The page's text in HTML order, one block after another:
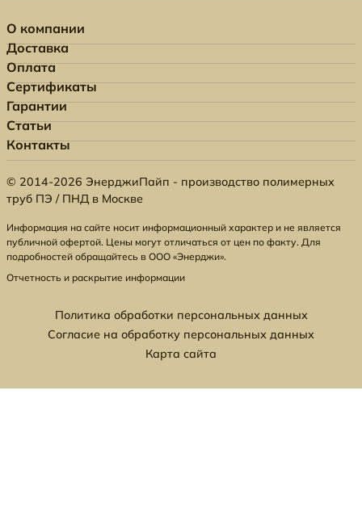
О компании
Доставка
Оплата
Сертификаты
Гарантии
Статьи
Контакты
© 2014-2026 ЭнерджиПайп - производство полимерных
труб ПЭ / ПНД в Москве
Информация на сайте носит информационный характер и не является
публичной офертой. Цены могут отличаться от цен по факту. Для
подробностей обращайтесь в ООО «Энерджи».
Отчетность и раскрытие информации
Политика обработки персональных данных
Согласие на обработку персональных данных
Карта сайта